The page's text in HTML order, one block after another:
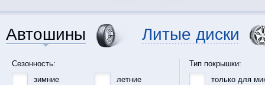
Автошины Литые диски
Сезонность:
зимние
летние
Тип покрышки:
только для